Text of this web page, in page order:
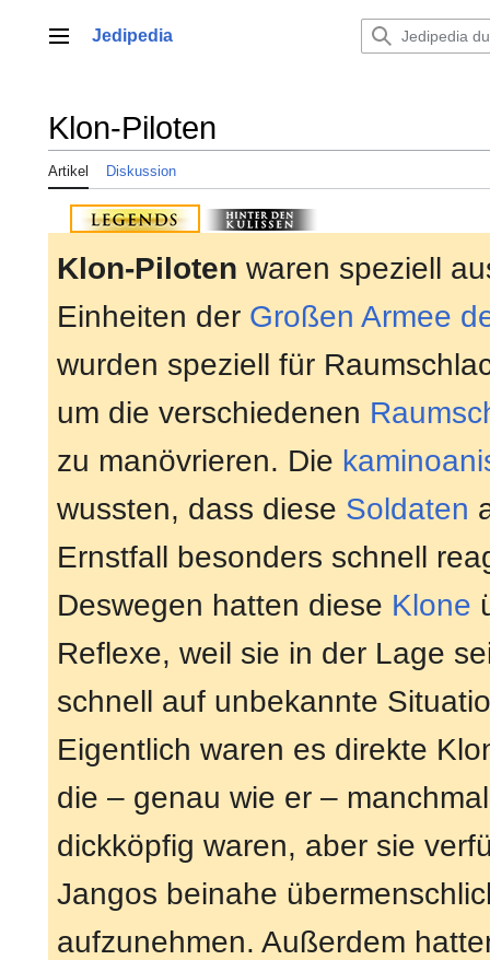
springenHauptmenü
Jedipedia
Klon-Piloten
Artikel Diskussion
Klon-Piloten waren speziell
Einheiten der Großen Armee
wurden speziell für
um die verschiedenen
zu manövrieren. Die
wussten, dass diese Soldaten
Ernstfall besonders schnell
Deswegen hatten diese Klone
Reflexe, weil sie in der Lage
schnell auf unbekannte
Eigentlich waren es direkte
die – genau wie er –
dickköpfig waren, aber sie
Jangos beinahe
aufzunehmen. Außerdem